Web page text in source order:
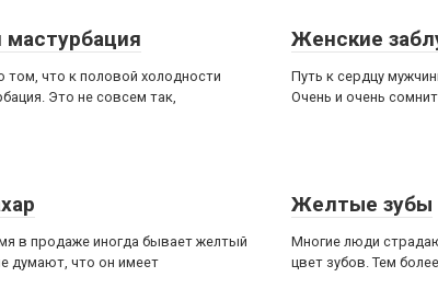
том, что к половой холодности
Это не совсем так,
Женские
Путь к сердцу
Очень и очень
в продаже иногда бывает желтый
думают, что он имеет
Желтые зубы
Многие люди
цвет зубов. Тем